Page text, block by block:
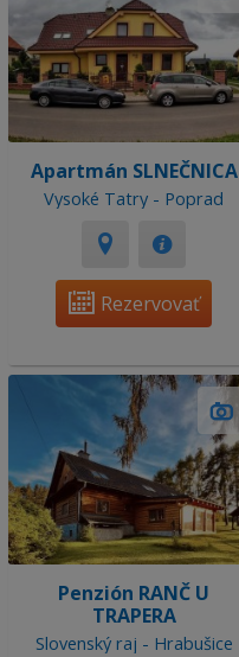
Apartmán SLNEČNICA
Vysoké Tatry - Poprad
Rezervovať
Penzión RANČ U
TRAPERA
Slovenský raj - Hrabušice